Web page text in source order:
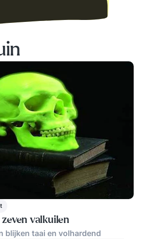
valkuilen
blijken taai en volhardend